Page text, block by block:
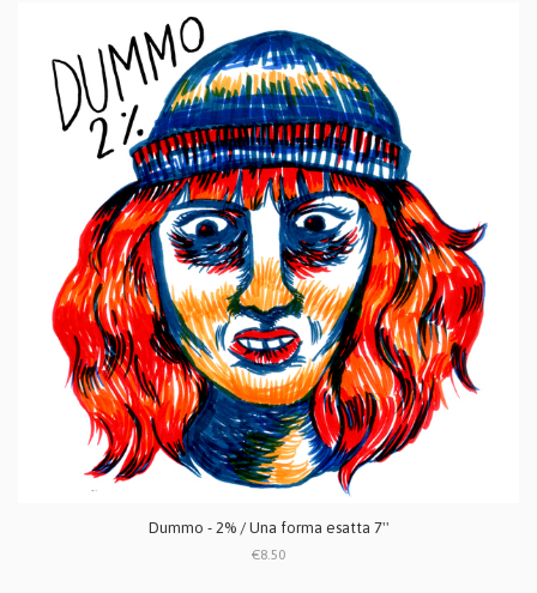
Dummo - 2% / Una forma esatta 7''
€8.50